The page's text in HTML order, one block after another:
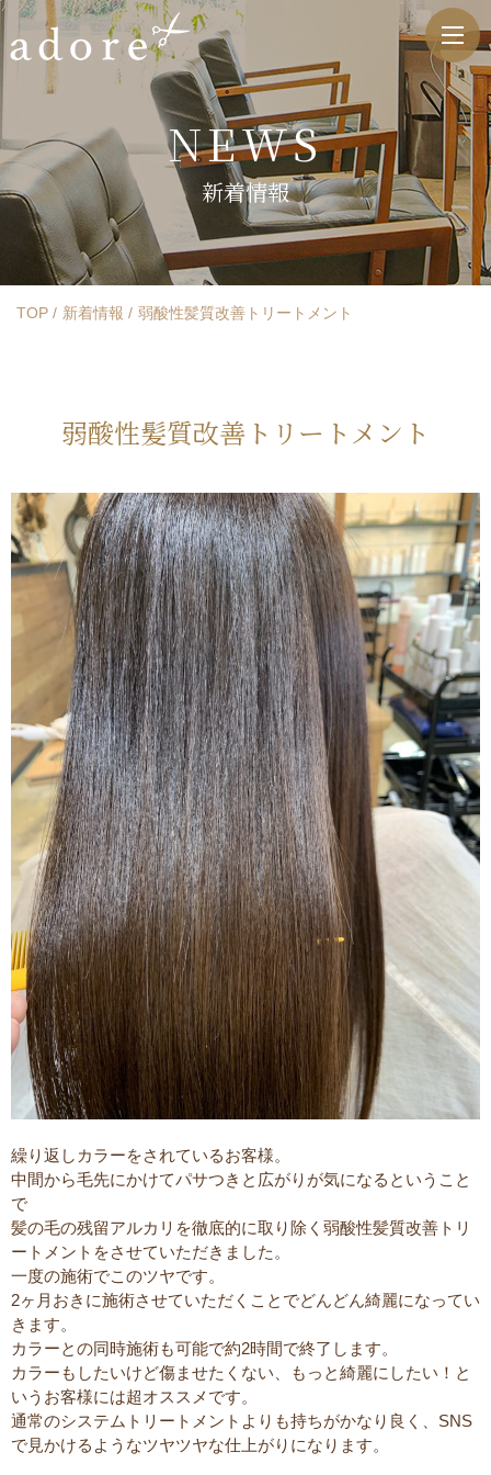
NEWS
新着情報
TOP 新着情報 弱酸性髪質改善トリートメント
弱酸性髪質改善トリートメント
繰り返しカラーをされているお客様。
中間から毛先にかけてパサつきと広がりが気になるということ
で
髪の毛の残留アルカリを徹底的に取り除く弱酸性髪質改善トリ
ートメントをさせていただきました。
一度の施術でこのツヤです。
2ヶ月おきに施術させていただくことでどんどん綺麗になってい
きます。
カラーとの同時施術も可能で約2時間で終了します。
カラーもしたいけど傷ませたくない、もっと綺麗にしたい！と
いうお客様には超オススメです。
通常のシステムトリートメントよりも持ちがかなり良く、SNS
で見かけるようなツヤツヤな仕上がりになります。